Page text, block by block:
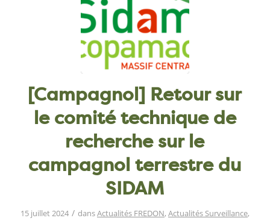
[Campagnol] Retour sur
le comité technique de
recherche sur le
campagnol terrestre du
SIDAM
15 juillet 2024 / dansActualités FREDON, Actualités Surveillance,